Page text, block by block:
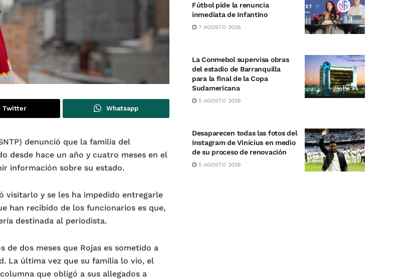
Twitter Whatsapp
denunció que la familia del
desde hace un año y cuatro meses en el
información sobre su estado.
visitarlo y se les ha impedido entregarle
han recibido de los funcionarios es que,
destinada al periodista.
de dos meses que Rojas es sometido a
La última vez que su familia lo vio, el
que obligó a sus allegados a
Fútbol pide la renuncia
inmediata de Infantino
7 AGOSTO 2026
La Conmebol supervisa obras
del estadio de Barranquilla
para la final de la Copa
Sudamericana
5 AGOSTO 2026
Desaparecen todas las fotos del
Instagram de Vinícius en medio
de su proceso de renovación
5 AGOSTO 2026